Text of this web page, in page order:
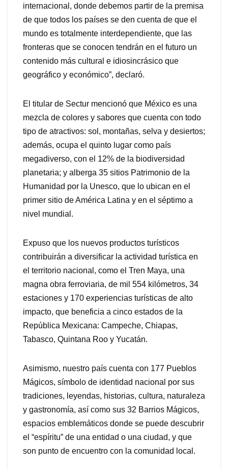
internacional, donde debemos partir de la premisa
de que todos los países se den cuenta de que el
mundo es totalmente interdependiente, que las
fronteras que se conocen tendrán en el futuro un
contenido más cultural e idiosincrásico que
geográfico y económico”, declaró.
El titular de Sectur mencionó que México es una
mezcla de colores y sabores que cuenta con todo
tipo de atractivos: sol, montañas, selva y desiertos;
además, ocupa el quinto lugar como país
megadiverso, con el 12% de la biodiversidad
planetaria; y alberga 35 sitios Patrimonio de la
Humanidad por la Unesco, que lo ubican en el
primer sitio de América Latina y en el séptimo a
nivel mundial.
Expuso que los nuevos productos turísticos
contribuirán a diversificar la actividad turística en
el territorio nacional, como el Tren Maya, una
magna obra ferroviaria, de mil 554 kilómetros, 34
estaciones y 170 experiencias turísticas de alto
impacto, que beneficia a cinco estados de la
República Mexicana: Campeche, Chiapas,
Tabasco, Quintana Roo y Yucatán.
Asimismo, nuestro país cuenta con 177 Pueblos
Mágicos, símbolo de identidad nacional por sus
tradiciones, leyendas, historias, cultura, naturaleza
y gastronomía, así como sus 32 Barrios Mágicos,
espacios emblemáticos donde se puede descubrir
el “espíritu” de una entidad o una ciudad, y que
son punto de encuentro con la comunidad local.